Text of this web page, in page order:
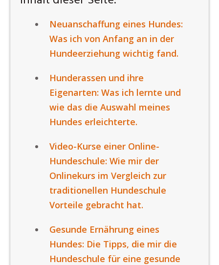
Neuanschaffung eines Hundes:
Was ich von Anfang an in der
Hundeerziehung wichtig fand.
Hunderassen und ihre
Eigenarten: Was ich lernte und
wie das die Auswahl meines
Hundes erleichterte.
Video-Kurse einer Online-
Hundeschule: Wie mir der
Onlinekurs im Vergleich zur
traditionellen Hundeschule
Vorteile gebracht hat.
Gesunde Ernährung eines
Hundes: Die Tipps, die mir die
Hundeschule für eine gesunde